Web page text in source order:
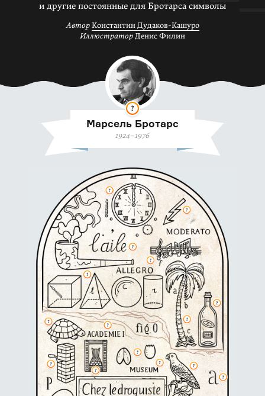
и другие постоянные для Бротарса символы
Автор Константин Дудаков-Кашуро
ИллюстраторДенис Филин
?
Марсель Бротарс
1924–1976